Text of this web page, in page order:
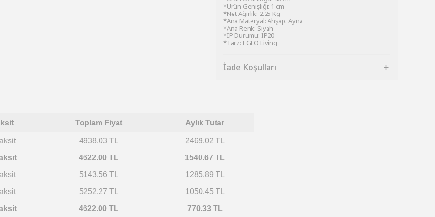
*Ürün Genişliği: 1 cm
*Net Ağırlık: 2.25 Kg
*Ana Materyal: Ahşap. Ayna
*Ana Renk: Siyah
*IP Durumu: IP20
*Tarz: EGLO Living
İade Koşulları
Toplam Fiyat Aylık Tutar
4938.03 TL 2469.02 TL
4622.00 TL 1540.67 TL
5143.56 TL 1285.89 TL
5252.27 TL 1050.45 TL
4622.00 TL 770.33 TL